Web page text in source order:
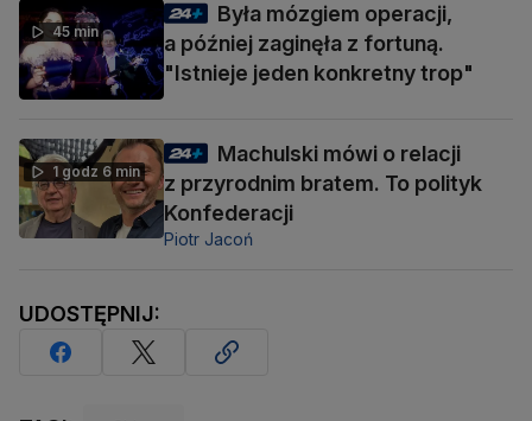
45 min
Była mózgiem operacji,
a później zaginęła z fortuną.
"Istnieje jeden konkretny trop"
1 godz 6 min
Machulski mówi o relacji
z przyrodnim bratem. To polityk
Konfederacji
Piotr Jacoń
UDOSTĘPNIJ: